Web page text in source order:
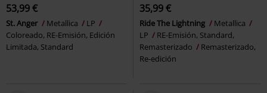
53,99 €
St. Anger Metallica
LP
Coloreado, RE-Emisión, Edición
Limitada, Standard
35,99 €
Ride The Lightning
Metallica
LP
RE-Emisión, Standard,
Remasterizado
Remasterizado,
Re-edición